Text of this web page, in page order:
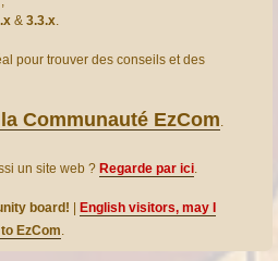
& 3.3.x.
pour trouver des conseils et des
Communauté EzCom.
un site web ? Regarde par ici.
board!
English visitors, may I
to EzCom.